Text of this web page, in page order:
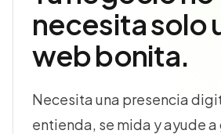
necesita solo
web bonita.
Necesita una presencia
entienda, se mida y ayude